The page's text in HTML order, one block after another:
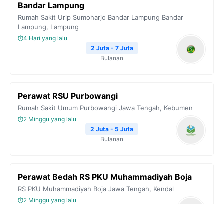
Bandar Lampung
Rumah Sakit Urip Sumoharjo Bandar Lampung Bandar
Lampung, Lampung
4 Hari yang lalu
2 Juta - 7 Juta
Bulanan
Perawat RSU Purbowangi
Rumah Sakit Umum Purbowangi Jawa Tengah, Kebumen
2 Minggu yang lalu
2 Juta - 5 Juta
Bulanan
Perawat Bedah RS PKU Muhammadiyah Boja
RS PKU Muhammadiyah Boja Jawa Tengah, Kendal
2 Minggu yang lalu